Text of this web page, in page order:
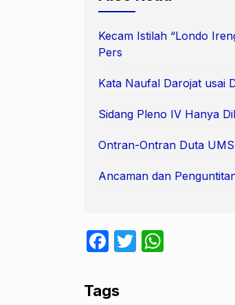
Kecam Istilah “Londo
Pers
Kata Naufal Darojat usai
Sidang Pleno IV Hanya
Ontran-Ontran Duta
Ancaman dan
F
c
T
Tags